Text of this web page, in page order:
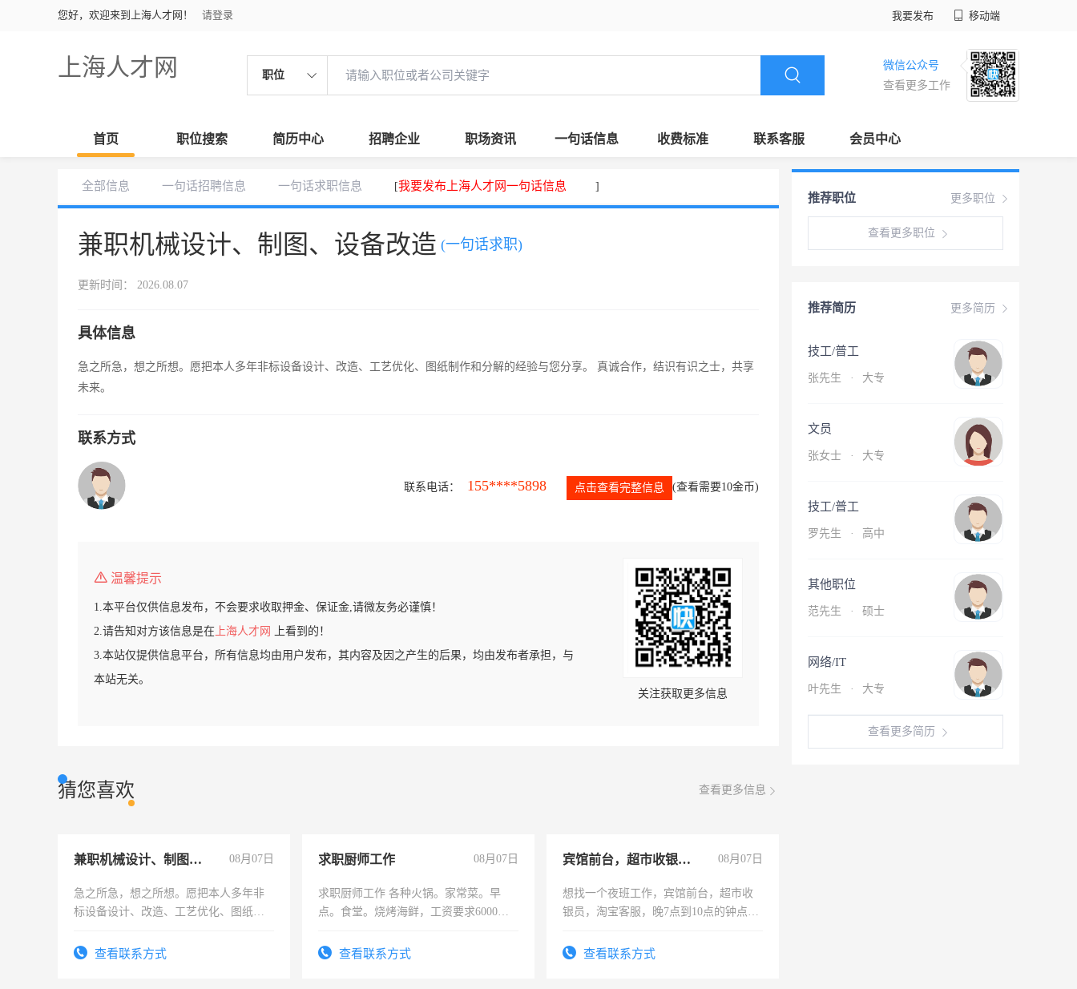
您好，欢迎来到上海人才网！ 请登录 我要发布 移动端
上海人才网 职位
微信公众号
查看更多工作
首页 职位搜索 简历中心 招聘企业 职场资讯 一句话信息 收费标准 联系客服 会员中心
全部信息 一句话招聘信息 一句话求职信息 [我要发布上海人才网一句话信息 ]
兼职机械设计、制图、设备改造 (一句话求职)
更新时间： 2026.08.07
具体信息
急之所急，想之所想。愿把本人多年非标设备设计、改造、工艺优化、图纸制作和分解的经验与您分享。 真诚合作，结识有识之士，共享
未来。
联系方式
联系电话： 155****5898 点击查看完整信息 (查看需要10金币)
温馨提示
1.本平台仅供信息发布，不会要求收取押金、保证金,请微友务必谨慎！
2.请告知对方该信息是在 上海人才网
上看到的！
3.本站仅提供信息平台，所有信息均由用户发布，其内容及因之产生的后果，均由发布者承担，与
本站无关。
关注获取更多信息
猜您喜欢 查看更多信息
兼职机械设计、制图、设备改造 08月07日
急之所急，想之所想。愿把本人多年非
标设备设计、改造、工艺优化、图纸制
结识有识之士，共享未来。
查看联系方式
求职厨师工作 08月07日
求职厨师工作 各种火锅。家常菜。早
点。食堂。烧烤海鲜，工资要求6000以
查看联系方式
宾馆前台，超市收银员，淘宝客服 08月07日
想找一个夜班工作，宾馆前台，超市收
银员，淘宝客服，晚7点到10点的钟点
号同微信查看联系方式
更多职位
推荐职位
查看更多职位
更多简历
推荐简历
技工/普工
张先生 · 大专
文员
张女士 · 大专
技工/普工
罗先生 · 高中
其他职位
范先生 · 硕士
网络/IT
叶先生 · 大专
查看更多简历